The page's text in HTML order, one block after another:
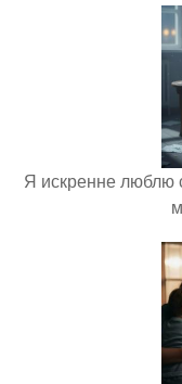
Я искренне люблю